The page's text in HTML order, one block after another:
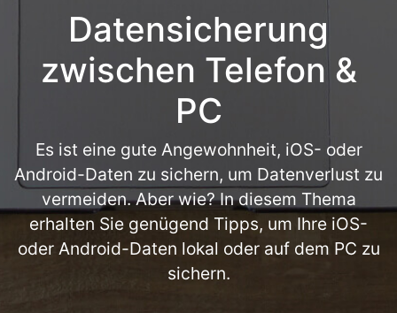
Presseraum
Support
Alles-in-einem-Toolkit
Weitere Tools und Apps
Lösungen
Entdecken Sie weitere Dr.Fone-Lösungen
Lernen und Unterstützung
Hilfe und Unterstützung erhalten
Android 16 FRP-Umgehung
DOWNLOAD Anmelden
Suchen
Datensicherung
zwischen Telefon &
PC
Es ist eine gute Angewohnheit, iOS- oder
Android-Daten zu sichern, um Datenverlust zu
vermeiden. Aber wie? In diesem Thema
erhalten Sie genügend Tipps, um Ihre iOS-
oder Android-Daten lokal oder auf dem PC zu
sichern.